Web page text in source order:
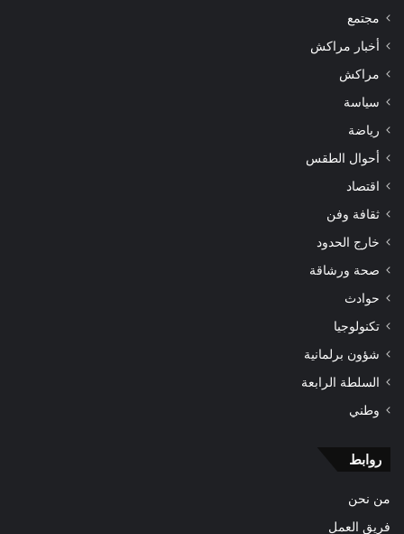
مجتمع
أخبار مراكش
مراكش
سياسة
رياضة
أحوال الطقس
اقتصاد
ثقافة وفن
خارج الحدود
صحة ورشاقة
حوادث
تكنولوجيا
شؤون برلمانية
السلطة الرابعة
وطني
روابط
من نحن
فريق العمل